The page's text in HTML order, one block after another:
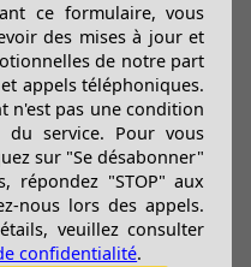
ce formulaire, vous
des mises à jour et
de notre part
appels téléphoniques.
n'est pas une condition
du service. Pour vous
sur "Se désabonner"
répondez "STOP" aux
nous lors des appels.
veuillez consulter
confidentialité.